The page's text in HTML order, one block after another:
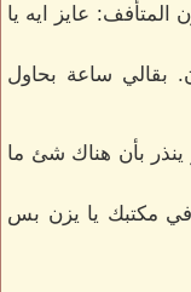
عايز ايه يا
بقالي ساعة بحاول
بأن هناك شئ ما
في مكتبك يا يزن بس